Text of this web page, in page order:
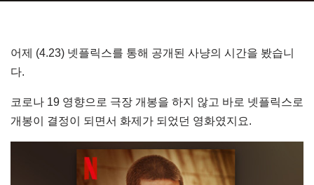
어제 (4.23) 넷플릭스를 통해 공개된 사냥의 시간을 봤습니
다.
코로나 19 영향으로 극장 개봉을 하지 않고 바로 넷플릭스로
개봉이 결정이 되면서 화제가 되었던 영화였지요.